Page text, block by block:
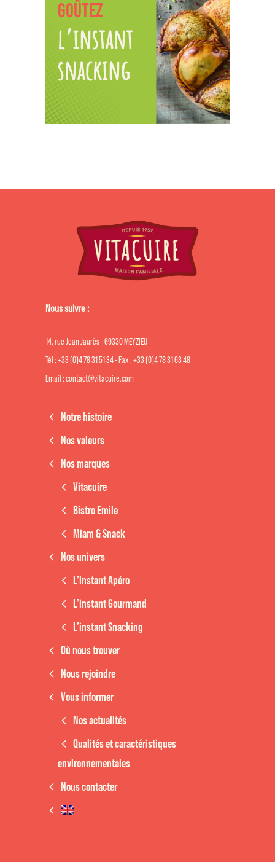
GOÛTEZ
l’instant
snacking
Nous suivre :
14, rue Jean Jaurès - 69330 MEYZIEU
Tél : +33 (0)4 78 31 51 34 - Fax : +33 (0)4 78 31 63 48
Email : contact@vitacuire.com
Notre histoire
Nos valeurs
Nos marques
Vitacuire
Bistro Emile
Miam & Snack
Nos univers
L’instant Apéro
L’instant Gourmand
L’instant Snacking
Où nous trouver
Nous rejoindre
Vous informer
Nos actualités
Qualités et caractéristiques
environnementales
Nous contacter